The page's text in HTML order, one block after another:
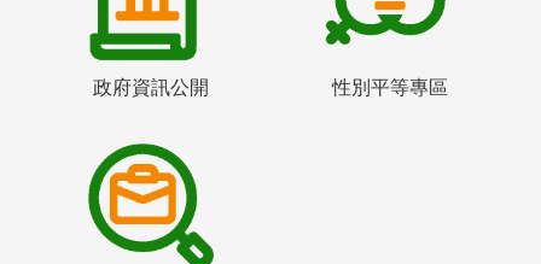
政府資訊公開 性別平等專區